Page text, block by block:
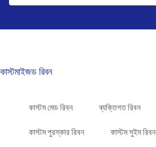
কাস্টমাইজড রিবন
কাস্টম মেড রিবন ব্যক্তিগত রিবন
কাস্টম পুরস্কার রিবন কাস্টম সুইম রিবন